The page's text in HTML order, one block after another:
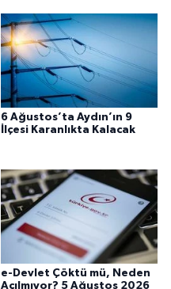
6 Ağustos’ta Aydın’ın 9
İlçesi Karanlıkta Kalacak
e-Devlet Çöktü mü, Neden
Açılmıyor? 5 Ağustos 2026